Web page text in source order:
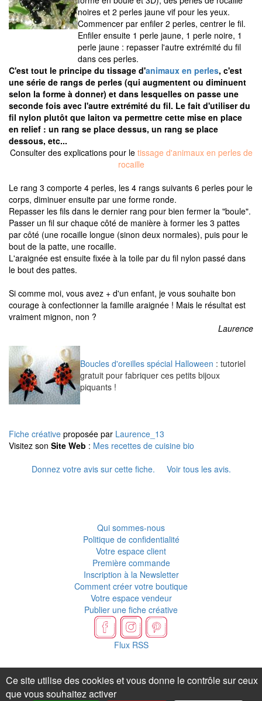
noires et 2 perles jaune vif pour les yeux.
Commencer par enfiler 2 perles, centrer le fil.
Enfiler ensuite 1 perle jaune, 1 perle noire, 1
perle jaune : repasser l'autre extrémité du fil
dans ces perles.
C'est tout le principe du tissage d'animaux en perles, c'est
une série de rangs de perles (qui augmentent ou diminuent
selon la forme à donner) et dans lesquelles on passe une
seconde fois avec l'autre extrémité du fil. Le fait d'utiliser du
fil nylon plutôt que laiton va permettre cette mise en place
en relief : un rang se place dessus, un rang se place
dessous, etc...
Consulter des explications pour le tissage d'animaux en perles de
rocaille
Le rang 3 comporte 4 perles, les 4 rangs suivants 6 perles pour le
corps, diminuer ensuite par une forme ronde.
Repasser les fils dans le dernier rang pour bien fermer la "boule".
Passer un fil sur chaque côté de manière à former les 3 pattes
par côté (une rocaille longue (sinon deux normales), puis pour le
bout de la patte, une rocaille.
L'araignée est ensuite fixée à la toile par du fil nylon passé dans
le bout des pattes.
Si comme moi, vous avez + d'un enfant, je vous souhaite bon
courage à confectionner la famille araignée ! Mais le résultat est
vraiment mignon, non ?
Laurence
Boucles d'oreilles spécial Halloween : tutoriel
gratuit pour fabriquer ces petits bijoux
piquants !
Fiche créative proposée par Laurence_13
Visitez son Site Web : Mes recettes de cuisine bio
Donnez votre avis sur cette fiche.
Voir tous les avis.
Qui sommes-nous
Politique de confidentialité
Votre espace client
Première commande
Inscription à la Newsletter
Comment créer votre boutique
Votre espace vendeur
Publier une fiche créative
Flux RSS
Ce site utilise des cookies et vous donne le contrôle sur ceux
que vous souhaitez activer